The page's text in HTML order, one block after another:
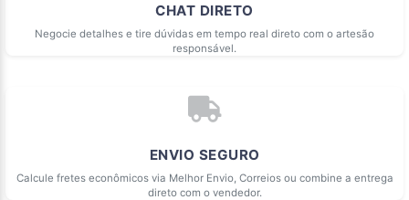
CHAT DIRETO
Negocie detalhes e tire dúvidas em tempo real direto com o artesão
responsável.
ENVIO SEGURO
Calcule fretes econômicos via Melhor Envio, Correios ou combine a entrega
direto com o vendedor.